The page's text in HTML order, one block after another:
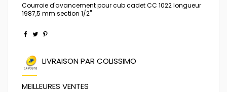
Courroie d'avancement pour cub cadet CC 1022 longueur
1987,5 mm section 1/2"
LIVRAISON PAR COLISSIMO
MEILLEURES VENTES